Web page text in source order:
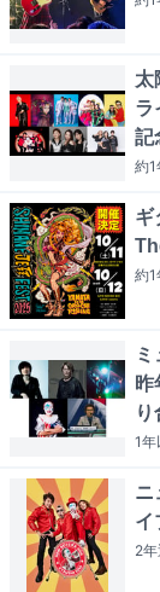
太
ラ
記
約1
ギ
約1
昨
り
1年
ニ
イ
2年